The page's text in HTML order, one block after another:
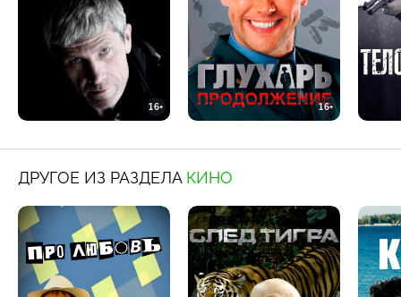
16+ 16+
ДРУГОЕ ИЗ РАЗДЕЛА КИНО